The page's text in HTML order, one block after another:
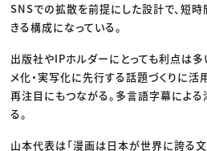
SNSでの拡散を前提にした設計で、短
きる構成になっている。
出版社やIPホルダーにとっても利点は多
メ化・実写化に先行する話題づくりに活
再注目にもつながる。多言語字幕によ
る。
山本代表は「漫画は日本が世界に誇る